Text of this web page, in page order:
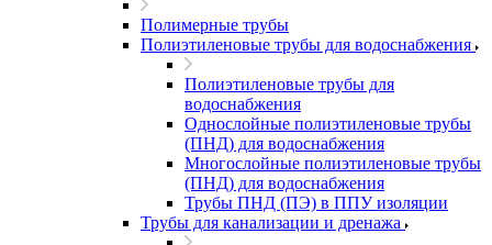
Полимерные трубы
Полиэтиленовые трубы для водоснабжения
Полиэтиленовые трубы для
водоснабжения
Однослойные полиэтиленовые трубы
(ПНД) для водоснабжения
Многослойные полиэтиленовые трубы
(ПНД) для водоснабжения
Трубы ПНД (ПЭ) в ППУ изоляции
Трубы для канализации и дренажа